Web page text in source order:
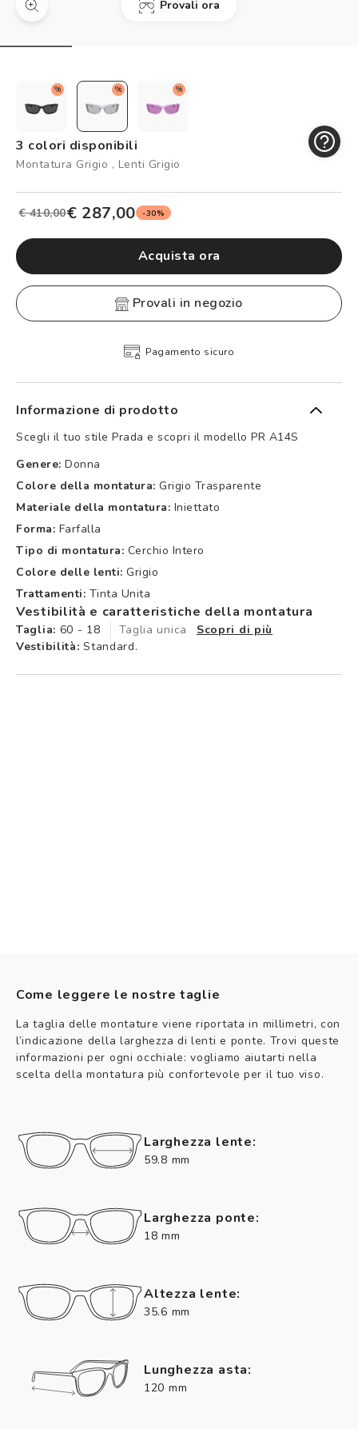
Prenota un test della vista gratuito
Controllo visivo
Carta fedeltà
Logout
Provali ora
% % %
3 colori disponibili
Montatura Grigio , Lenti Grigio
€ 410,00€ 287,00 -30%
Acquista ora
provali in negozio
Pagamento sicuro
Informazione di prodotto
Scegli il tuo stile Prada e scopri il modello PR A14S
Genere: Donna
Colore della montatura: Grigio Trasparente
Materiale della montatura: Iniettato
Forma: Farfalla
Tipo di montatura: Cerchio Intero
Colore delle lenti: Grigio
Trattamenti: Tinta Unita
Vestibilità e caratteristiche della montatura
Taglia: 60 - 18 Taglia unica
Scopri di più
Vestibilità: Standard.
Come leggere le nostre taglie
La taglia delle montature viene riportata in millimetri, con
l’indicazione della larghezza di lenti e ponte. Trovi queste
informazioni per ogni occhiale: vogliamo aiutarti nella
scelta della montatura più confortevole per il tuo viso.
Larghezza lente:
59.8 mm
Larghezza ponte:
18 mm
Altezza lente:
35.6 mm
Lunghezza asta:
120 mm